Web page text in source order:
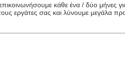
κάθε ένα / δύο μήνες
εργάτες σας και λύνουμε μεγάλα